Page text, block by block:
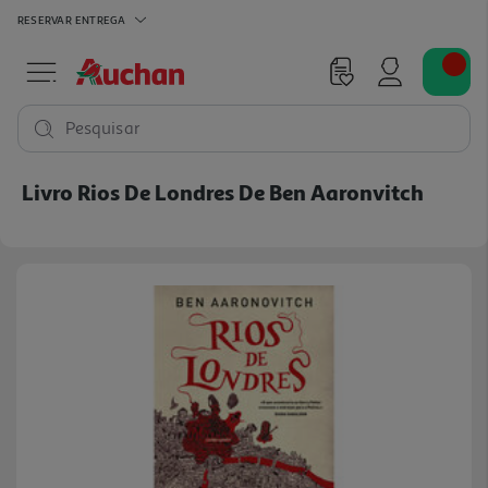
RESERVAR ENTREGA
Pesquisar
Livro Rios De Londres De Ben Aaronvitch